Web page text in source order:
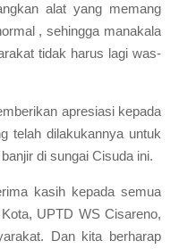
alat yang memang
, sehingga manakala
tidak harus lagi was-
apresiasi kepada
telah dilakukannya untuk
di sungai Cisuda ini.
kasih kepada semua
UPTD WS Cisareno,
Dan kita berharap